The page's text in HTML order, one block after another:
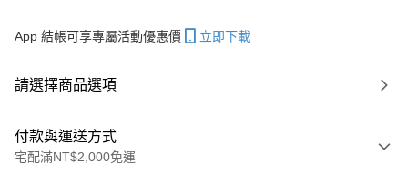
App 結帳可享專屬活動優惠價 立即下載
請選擇商品選項
付款與運送方式
宅配滿NT$2,000免運